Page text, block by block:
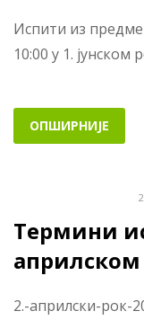
Испити из
10:00 у 1. јунском
ОПШИРНИЈЕ
Термини
априлском
2.-априлски-рок-